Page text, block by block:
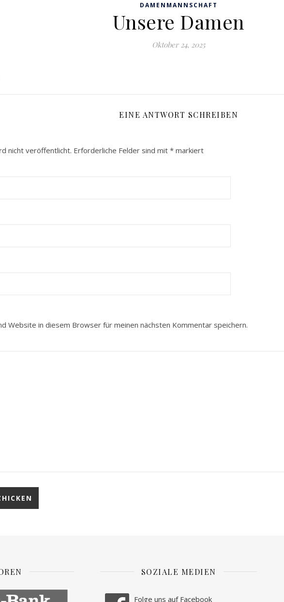
DAMENMANNSCHAFT
Unsere Damen
Oktober 24, 2025
EINE ANTWORT SCHREIBEN
nicht veröffentlicht. Erforderliche Felder sind mit * markiert
Website in diesem Browser für meinen nächsten Kommentar speichern.
SOZIALE MEDIEN
Folge uns auf Facebook